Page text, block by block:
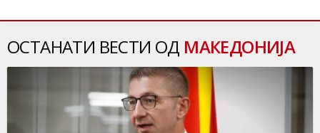
ОСТАНАТИ ВЕСТИ ОД МАКЕДОНИЈА